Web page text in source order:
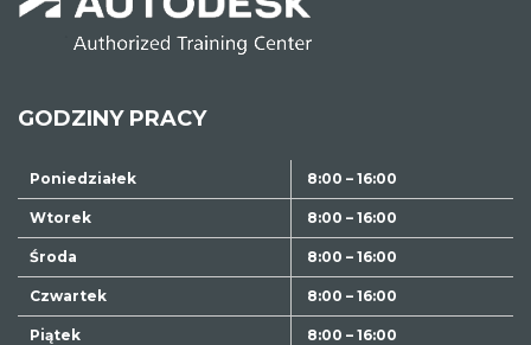
GODZINY PRACY
Poniedziałek 8:00 – 16:00
Wtorek 8:00 – 16:00
Środa 8:00 – 16:00
Czwartek 8:00 – 16:00
Piątek 8:00 – 16:00